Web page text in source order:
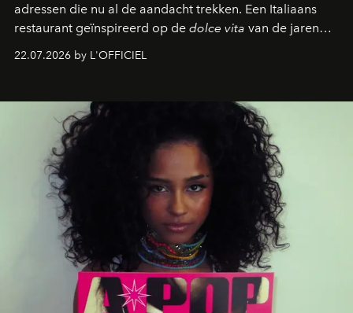
adressen die nu al de aandacht trekken. Een Italiaans
restaurant geïnspireerd op de dolce vita van de jaren
verandert in een bruisende ontmoetingsplek en de
neerstrijkt in Saint-Tropez. Dit zijn de nieuwe adressen
die deze zomer de toon zetten, van lange lunches tot
zwoele nachten.
22.07.2026 by L'OFFICIEL